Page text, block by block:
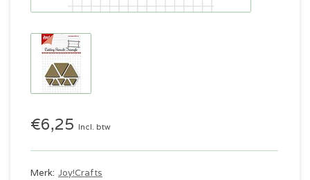
€6,25 Incl. btw
Merk: Joy!Crafts